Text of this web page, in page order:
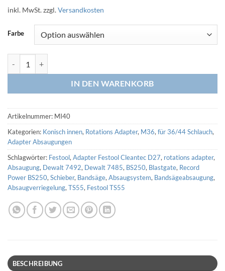
inkl. MwSt.zzgl.Versandkosten
Farbe
IN DEN WARENKORB
Artikelnummer: MI40
Kategorien: Konisch innen, Rotations Adapter, M36,für 36/44 Schlauch,
Adapter Absaugungen
Schlagwörter: Festool,Adapter Festool Cleantec D27, rotations adapter,
Absaugung, Dewalt 7492, Dewalt 7485, BS250, Blastgate, Record
Power BS250,Schieber, Bandsäge,Absaugsystem, Bandsägeabsaugung,
Absaugverriegelung,TS55, Festool TS55
BESCHREIBUNG